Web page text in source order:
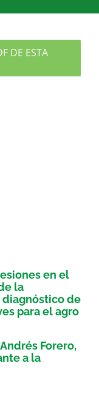
DE ESTA
en el
la
diagnóstico de
para el agro
Forero,
a la